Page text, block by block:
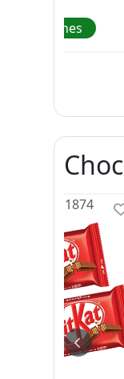
+ detalhes
cód. 1874